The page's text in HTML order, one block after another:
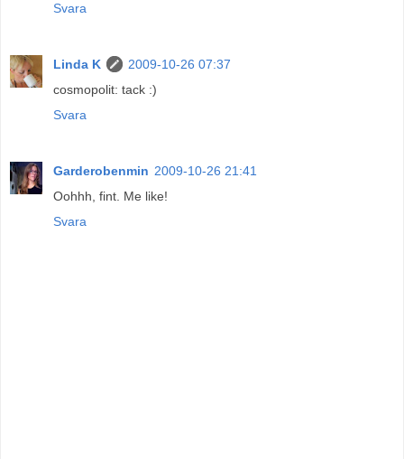
Svara
Linda K
2009-10-26 07:37
cosmopolit: tack :)
Svara
Garderobenmin 2009-10-26 21:41
Oohhh, fint. Me like!
Svara